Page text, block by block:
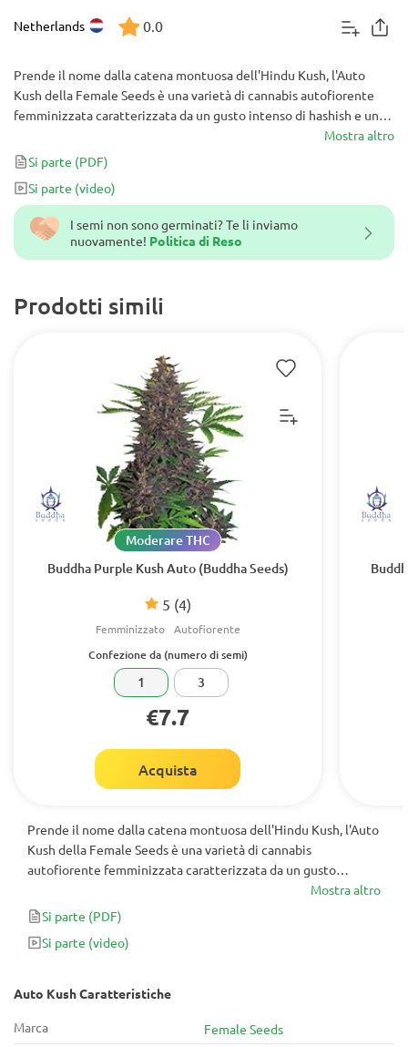
Netherlands 0.0
I semi non sono germinati? Te li inviamo
nuovamente! Politica di Reso
Prodotti simili
Buddha Purple Kush Auto (Buddha Seeds)
5 (4)
Moderare THC
Femminizzato Autofiorente
Confezione da (numero di semi)
1 3
€7.7
Acquista
Prende il nome dalla catena montuosa dell'Hindu Kush, l'Auto
Kush della Female Seeds è una varietà di cannabis
autofiorente femminizzata caratterizzata da un gusto
intenso di hashish e un aroma pungente. Producendo 40-
100g/pianta all'aperto, questa meraviglia ad alto rendimento
induce uno sballo deliziosamente potente che gli amanti
della Kush richiedono.
Mostra altro
Si parte (PDF)
Si parte (video)
Auto Kush Caratteristiche
Marca
Female Seeds
Prende il nome dalla catena montuosa dell'Hindu Kush, l'Auto
Kush della Female Seeds è una varietà di cannabis autofiorente
femminizzata caratterizzata da un gusto intenso di hashish e un
aroma pungente. Producendo 40-100g/pianta all'aperto, questa
meraviglia ad alto rendimento induce uno sballo deliziosamente
potente che gli amanti della Kush richiedono.
Mostra altro
Si parte (PDF)
Si parte (video)